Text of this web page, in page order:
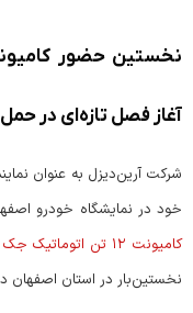
نخستین حضور
آغاز فصل تازه‌ای در
خود در نمایشگاه خودرو
کامیونت ۱۲ تن اتوماتیک جک
نخستین‌بار در استان اصفهان